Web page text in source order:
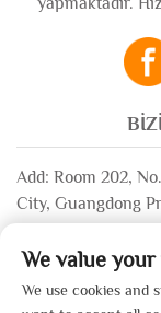
Add: Room 202,
City, Guangdong
+86-
We value
We use cookies and